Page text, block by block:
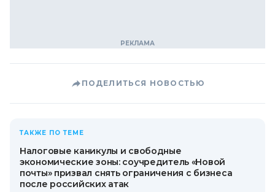
ПОДЕЛИТЬСЯ НОВОСТЬЮ
ТАКЖЕ ПО ТЕМЕ
Налоговые каникулы и свободные
экономические зоны: соучредитель «Новой
почты» призвал снять ограничения с бизнеса
после российских атак